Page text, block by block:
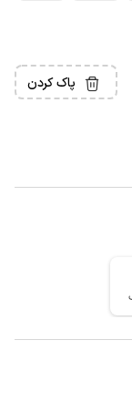
پاک کردن